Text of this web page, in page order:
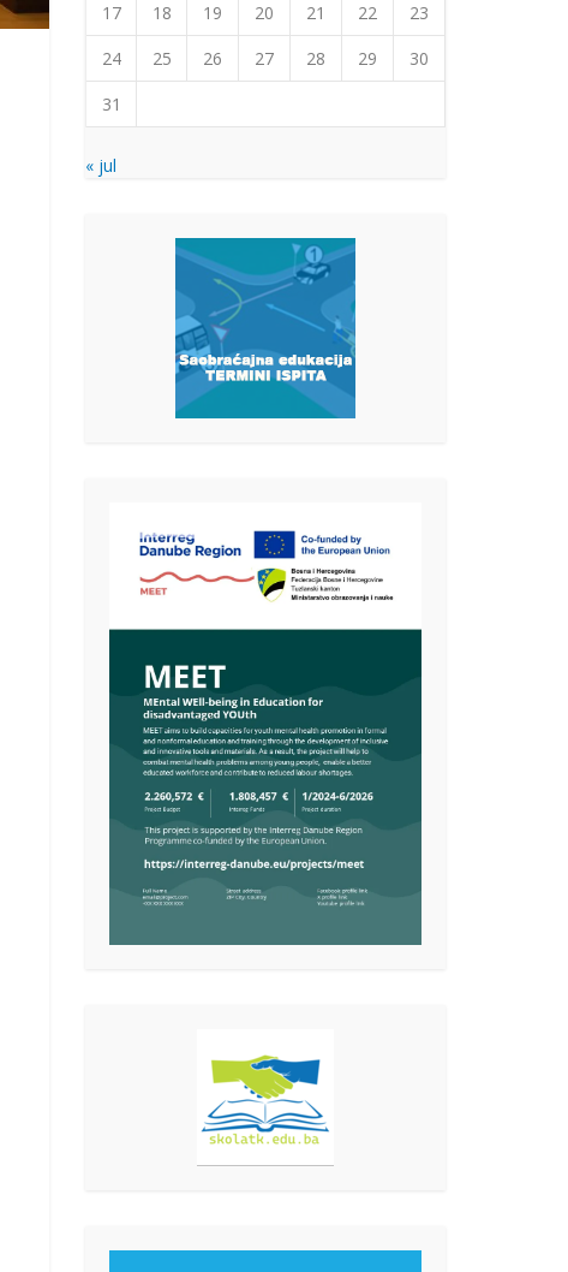
17
18 19 20 21 22
23
24
25 26 27 28 29
30
31
« jul